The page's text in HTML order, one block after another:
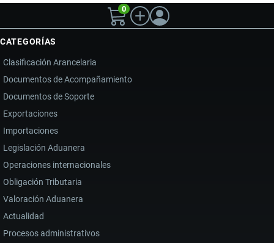
0
CATEGORÍAS
Clasificación Arancelaria
Documentos de Acompañamiento
Documentos de Soporte
Exportaciones
Importaciones
Legislación Aduanera
Operaciones internacionales
Obligación Tributaria
Valoración Aduanera
Actualidad
Procesos administrativos